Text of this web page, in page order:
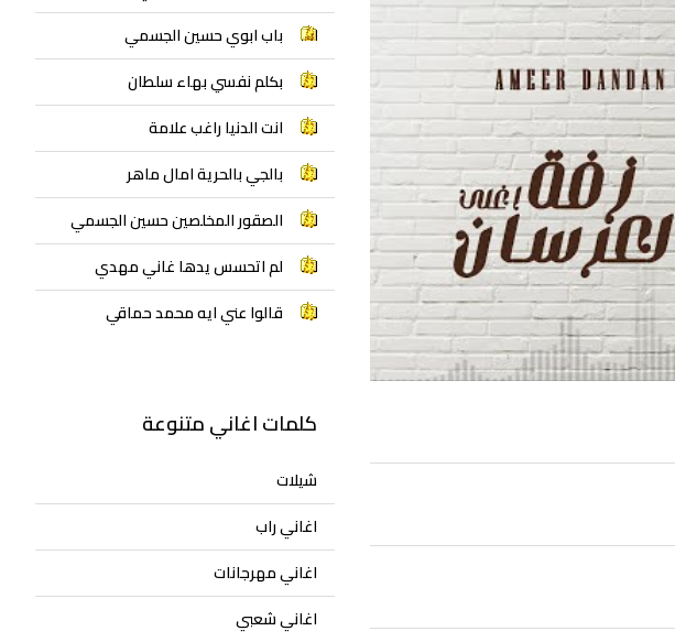
باب ابوي حسين الجسمي
بكلم نفسي بهاء سلطان
انت الدنيا راغب علامة
بالجي بالحرية امال ماهر
الصقور المخلصين حسين الجسمي
لم اتحسس يدها غاني مهدي
قالوا عني ايه محمد حماقي
كلمات اغاني متنوعة
شيلات
اغاني راب
اغاني مهرجانات
اغاني شعبي